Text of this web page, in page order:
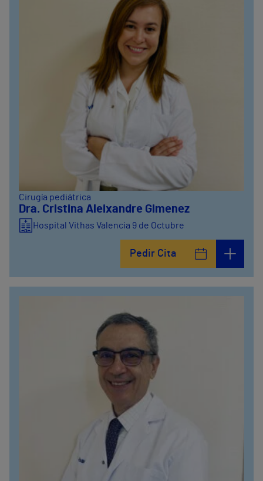
Cirugía pediátrica
Dra. Cristina Aleixandre Gimenez
Hospital Vithas Valencia 9 de Octubre
Pedir Cita